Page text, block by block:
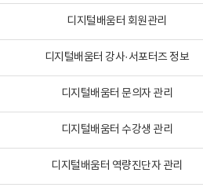
디지털배움터 회원관리
디지털배움터 강사·서포터즈 정보
디지털배움터 문의자 관리
디지털배움터 수강생 관리
디지털배움터 역량진단자 관리